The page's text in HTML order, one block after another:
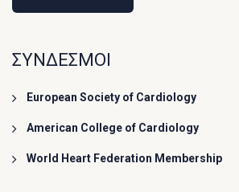
ΣΥΝΔΕΣΜΟΙ
European Society of Cardiology
American College of Cardiology
World Heart Federation Membership